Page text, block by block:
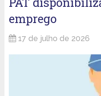
emprego
17 de julho de 2026